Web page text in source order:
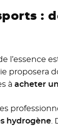
:
l’essence
proposera
à acheter
hydrogène.